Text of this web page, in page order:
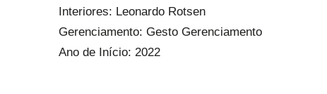
Interiores: Leonardo Rotsen
Gerenciamento: Gesto Gerenciamento
Ano de Início: 2022